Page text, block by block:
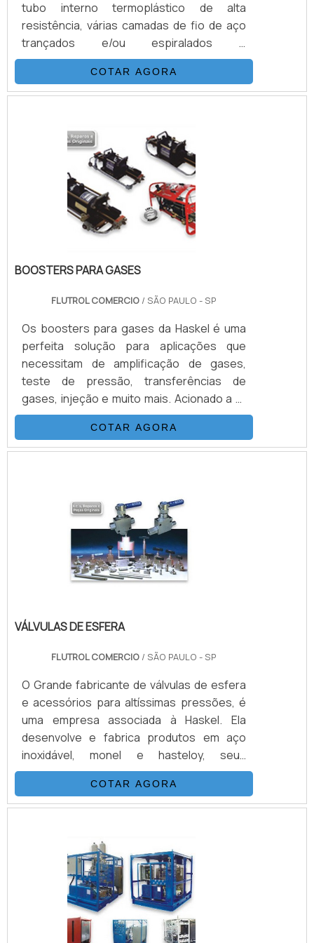
tubo interno termoplástico de alta
resistência, várias camadas de fio de aço
trançados e/ou espiralados e
externamente revestidas com uma capa de
poliamida (nylon) ou poliuretano. Esta
combinação, adicionada a um processo
uma mangueira flexível, que possui as
seguintes propriedades: Desenvolvida
para alta e altíssimas pressões (3.200 Bar).
Excelentes características de vazão. .
COTAR AGORA
BOOSTERS PARA GASES
FLUTROL COMERCIO / SÃO PAULO - SP
Os boosters para gases da Haskel é uma
perfeita solução para aplicações que
necessitam de amplificação de gases,
teste de pressão, transferências de
gases, injeção e muito mais. Acionado a ar
comprimido, tem o mesmo princípio de
funcionamento que as bombas
hidropneumáticas, relação de área de
Haskel tem duas entradas de gás, uma para
o ar motor e outra para o gás a ser
multiplicado.VANTAGENS QUE PRECISAM
SER DESTACADAS.
COTAR AGORA
VÁLVULAS DE ESFERA
FLUTROL COMERCIO / SÃO PAULO - SP
O Grande fabricante de válvulas de esfera
e acessórios para altíssimas pressões, é
uma empresa associada à Haskel. Ela
desenvolve e fabrica produtos em aço
inoxidável, monel e hasteloy, seus
principais ítens são Válvulas Esfera, Agulha,
Retenção, Tubos Conexões e Niple.
Também fornece equipamentos para sub-
IMPORTANTE DESTACAR ALGUMAS
VANTAGENS EM CONTAR COM O
PRODUTOSuas principais aplicações são
sistemas hidráulicos, equipamentos e
sistemas para gases e ap.
COTAR AGORA